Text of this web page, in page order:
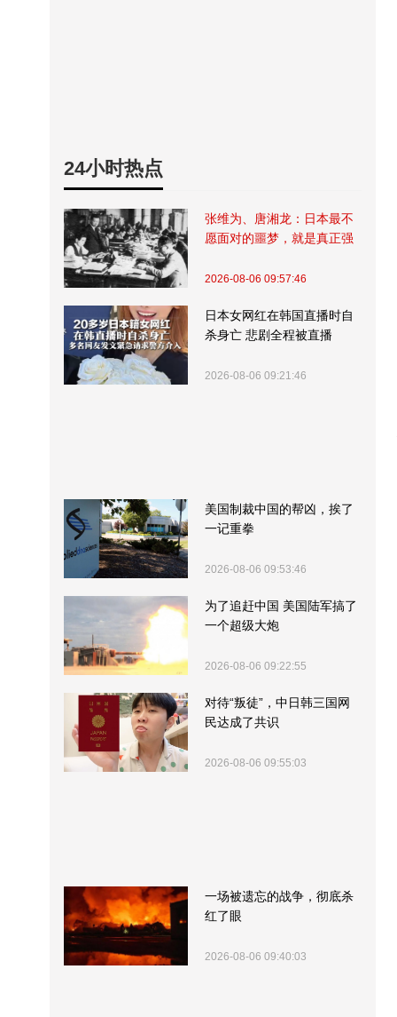
24小时热点
张维为、唐湘龙：日本最不
愿面对的噩梦，就是真正强
2026-08-06 09:57:46
日本女网红在韩国直播时自
杀身亡 悲剧全程被直播
2026-08-06 09:21:46
美国制裁中国的帮凶，挨了
一记重拳
2026-08-06 09:53:46
为了追赶中国 美国陆军搞了
一个超级大炮
2026-08-06 09:22:55
对待“叛徒”，中日韩三国网
民达成了共识
2026-08-06 09:55:03
一场被遗忘的战争，彻底杀
红了眼
2026-08-06 09:40:03